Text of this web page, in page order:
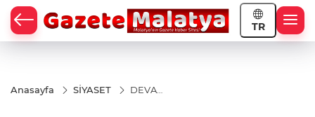
TR
Anasayfa SİYASET
DEVA